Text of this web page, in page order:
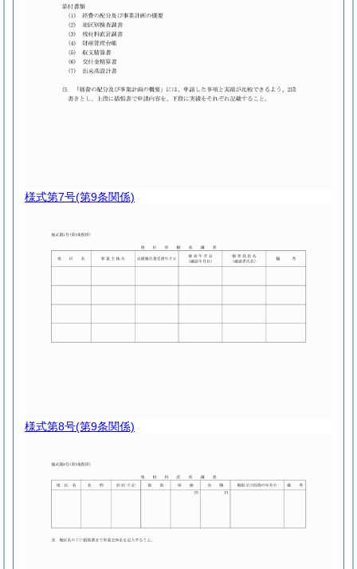
様式第7号(第9条関係)
様式第8号(第9条関係)